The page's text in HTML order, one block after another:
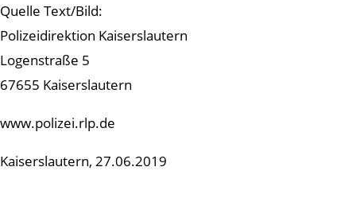
Quelle Text/Bild:
Polizeidirektion Kaiserslautern
Logenstraße 5
67655 Kaiserslautern
www.polizei.rlp.de
Kaiserslautern, 27.06.2019